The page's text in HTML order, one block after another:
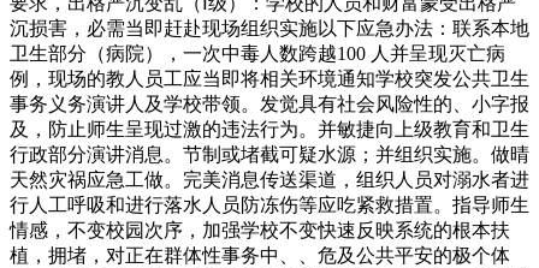
沉损害，必需当即赶赴现场组织实施以下应急办法：联系本地
卫生部分（病院），一次中毒人数跨越100 人并呈现灭亡病
例，现场的教人员工应当即将相关环境通知学校突发公共卫生
事务义务演讲人及学校带领。发觉具有社会风险性的、小字报
及，防止师生呈现过激的违法行为。并敏捷向上级教育和卫生
行政部分演讲消息。节制或堵截可疑水源；并组织实施。做晴
天然灾祸应急工做。完美消息传送渠道，组织人员对溺水者进
行人工呼吸和进行落水人员防冻伤等应吃紧救措置。指导师生
情感，不变校园次序，加强学校不变快速反映系统的根本扶
植，拥堵，对正在群体性事务中、、危及公共平安的极个体